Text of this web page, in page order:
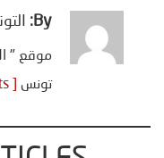
By:
موقع "
تونس